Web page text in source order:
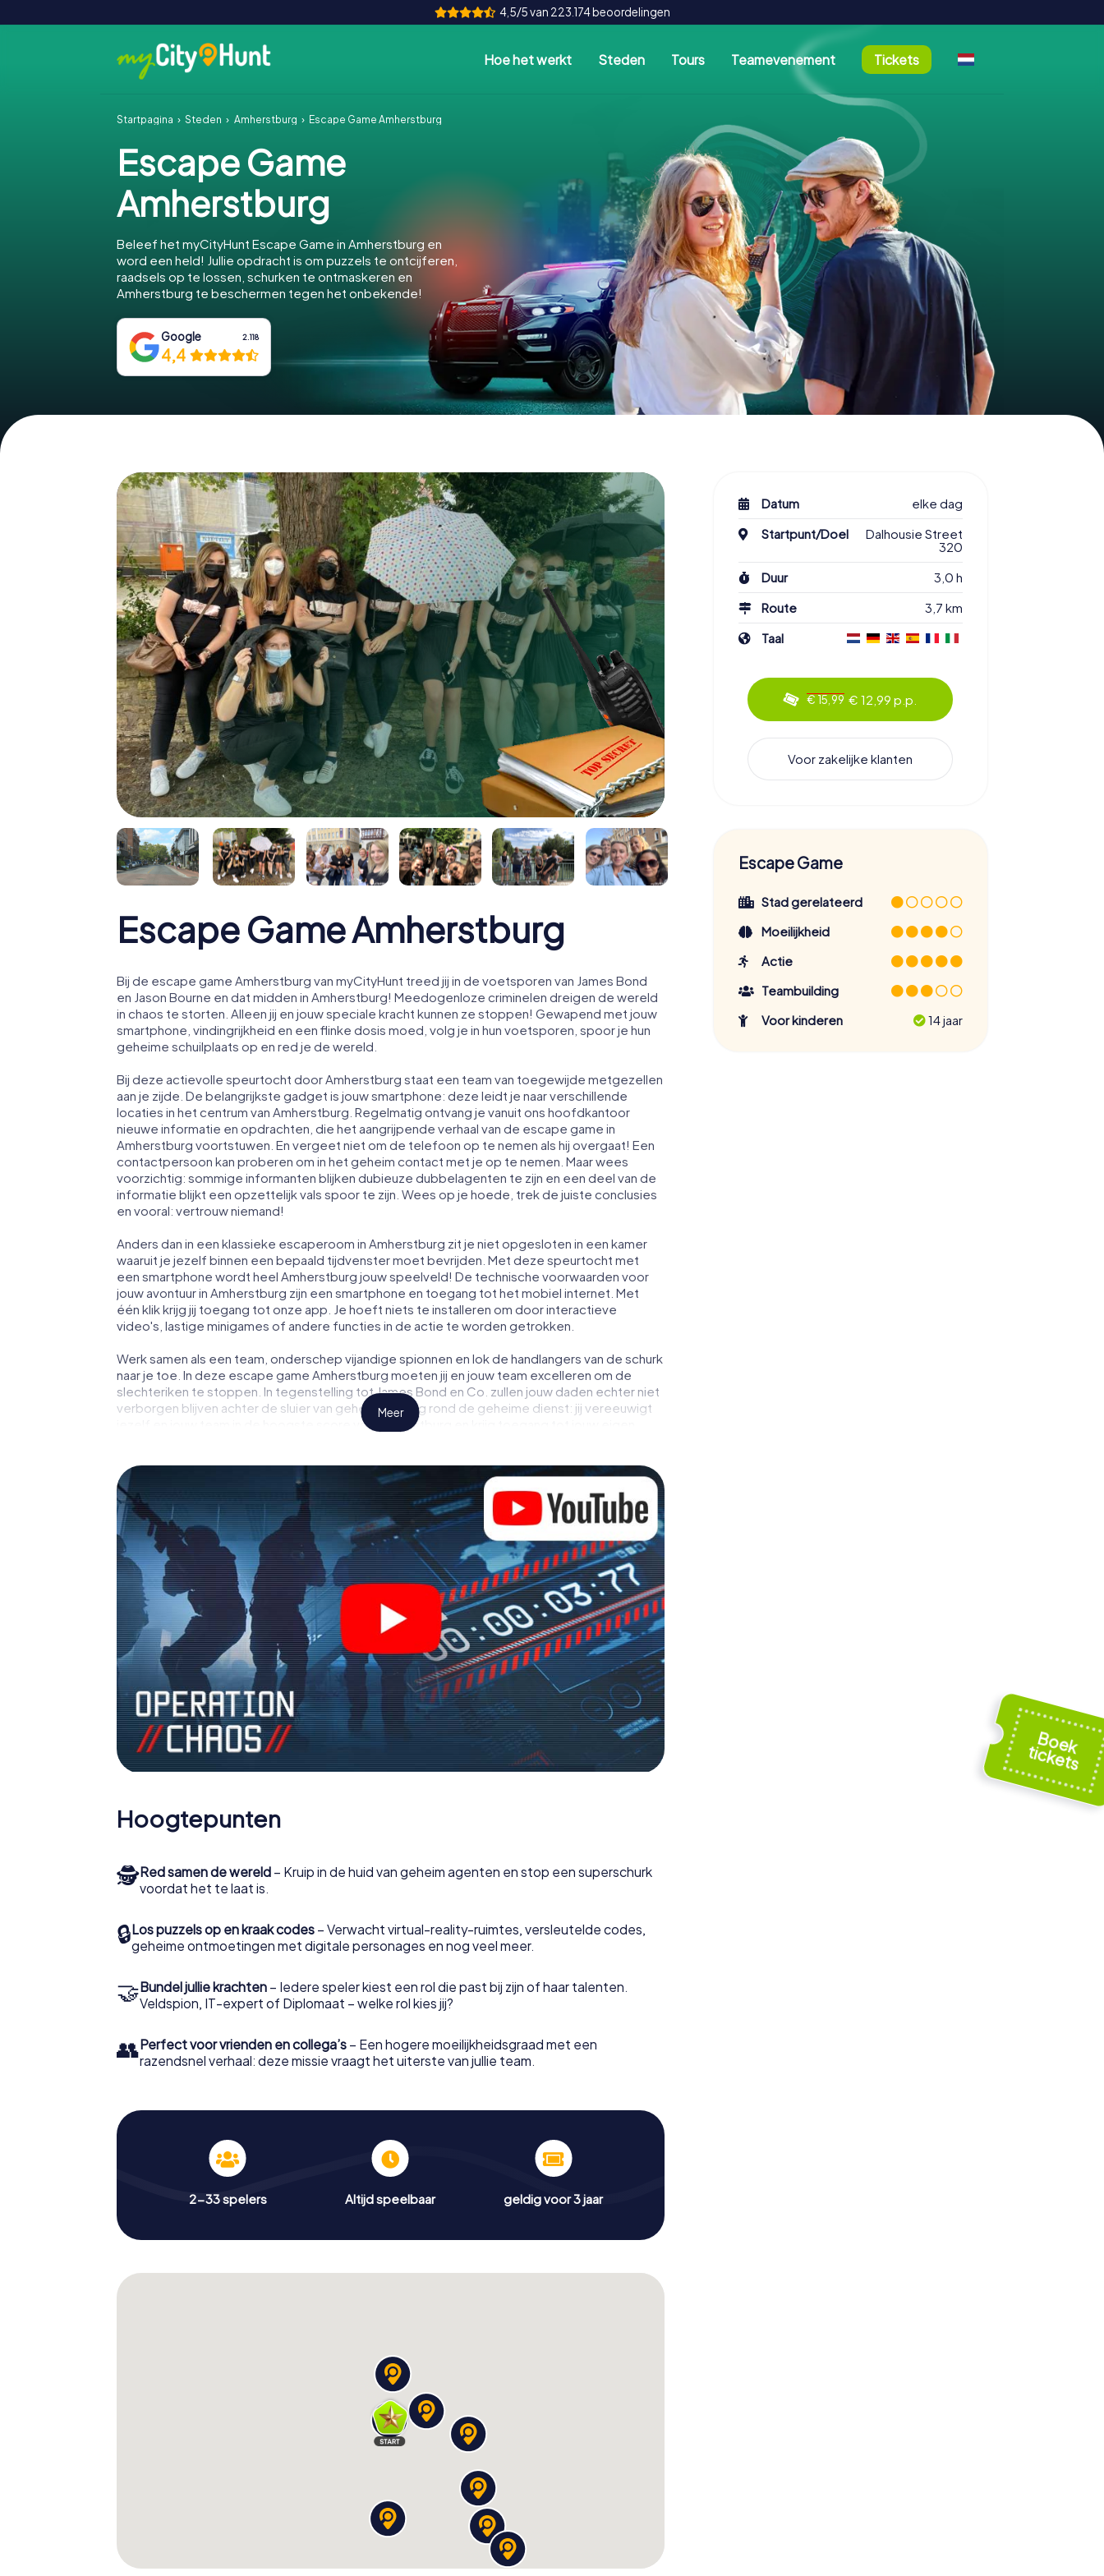
4,5/5 van 223.174 beoordelingen
Hoe het werkt Steden Tours Teamevenement Tickets
Startpagina Steden Amherstburg Escape Game Amherstburg
Escape Game
Amherstburg
Beleef het myCityHunt Escape Game in Amherstburg en
word een held! Jullie opdracht is om puzzels te ontcijferen,
raadsels op te lossen, schurken te ontmaskeren en
Amherstburg te beschermen tegen het onbekende!
Google 2.118
4,4
Escape Game Amherstburg
Bij de escape game Amherstburg van myCityHunt treed jij in de voetsporen van James Bond
en Jason Bourne en dat midden in Amherstburg! Meedogenloze criminelen dreigen de wereld
in chaos te storten. Alleen jij en jouw speciale kracht kunnen ze stoppen! Gewapend met jouw
smartphone, vindingrijkheid en een flinke dosis moed, volg je in hun voetsporen, spoor je hun
geheime schuilplaats op en red je de wereld.
Bij deze actievolle speurtocht door Amherstburg staat een team van toegewijde metgezellen
aan je zijde. De belangrijkste gadget is jouw smartphone: deze leidt je naar verschillende
locaties in het centrum van Amherstburg. Regelmatig ontvang je vanuit ons hoofdkantoor
nieuwe informatie en opdrachten, die het aangrijpende verhaal van de escape game in
Amherstburg voortstuwen. En vergeet niet om de telefoon op te nemen als hij overgaat! Een
contactpersoon kan proberen om in het geheim contact met je op te nemen. Maar wees
voorzichtig: sommige informanten blijken dubieuze dubbelagenten te zijn en een deel van de
informatie blijkt een opzettelijk vals spoor te zijn. Wees op je hoede, trek de juiste conclusies
en vooral: vertrouw niemand!
Anders dan in een klassieke escaperoom in Amherstburg zit je niet opgesloten in een kamer
waaruit je jezelf binnen een bepaald tijdvenster moet bevrijden. Met deze speurtocht met
een smartphone wordt heel Amherstburg jouw speelveld! De technische voorwaarden voor
jouw avontuur in Amherstburg zijn een smartphone en toegang tot het mobiel internet. Met
één klik krijg jij toegang tot onze app. Je hoeft niets te installeren om door interactieve
video's, lastige minigames of andere functies in de actie te worden getrokken.
Werk samen als een team, onderschep vijandige spionnen en lok de handlangers van de schurk
naar je toe. In deze escape game Amherstburg moeten jij en jouw team excelleren om de
slechteriken te stoppen. In tegenstelling tot James Bond en Co. zullen jouw daden echter niet
verborgen blijven achter de sluier van geheimhouding rond de geheime dienst: jij vereeuwigt
jezelf en jouw team in de hoogste score van Amherstburg en krijg toegang tot jouw eigen
agenten en verander Amherstburg in een escaperoom in de buitenlucht!
Meer
Hoogtepunten
🕵Red samen de wereld – Kruip in de huid van geheim agenten en stop een superschurk
voordat het te laat is.
🔒Los puzzels op en kraak codes – Verwacht virtual-reality-ruimtes, versleutelde codes,
geheime ontmoetingen met digitale personages en nog veel meer.
🤝Bundel jullie krachten – Iedere speler kiest een rol die past bij zijn of haar talenten.
Veldspion, IT-expert of Diplomaat – welke rol kies jij?
👥Perfect voor vrienden en collega’s – Een hogere moeilijkheidsgraad met een
razendsnel verhaal: deze missie vraagt het uiterste van jullie team.
2-33 spelers Altijd speelbaar geldig voor 3 jaar
Datum
elke dag
Startpunt/Doel
Dalhousie Street
320
Duur
3,0 h
Route
3,7 km
Taal
€ 15,99 € 12,99 p.p.
Voor zakelijke klanten
Escape Game
Stad gerelateerd
Moeilijkheid
Actie
Teambuilding
Voor kinderen
14 jaar